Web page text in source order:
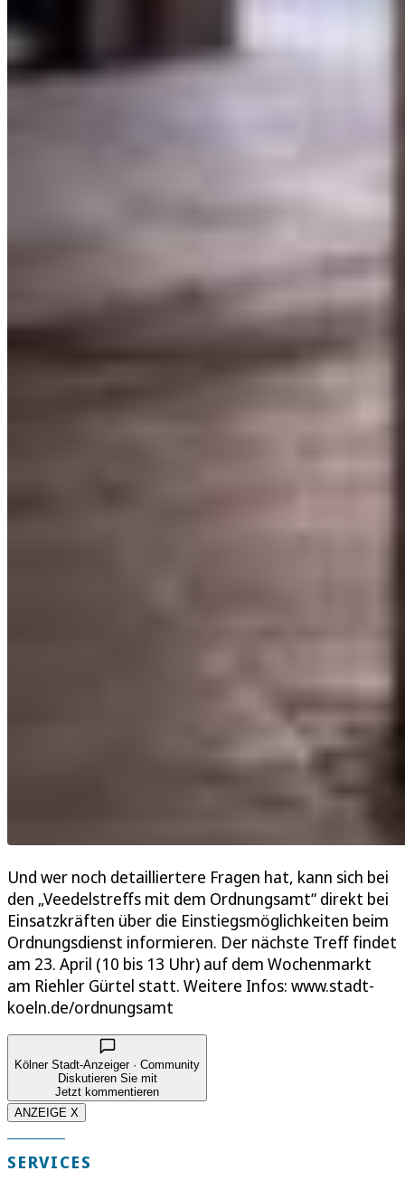
Und wer noch detailliertere Fragen hat, kann sich bei
den „Veedelstreffs mit dem Ordnungsamt“ direkt bei
Einsatzkräften über die Einstiegsmöglichkeiten beim
Ordnungsdienst informieren. Der nächste Treff findet
am 23. April (10 bis 13 Uhr) auf dem Wochenmarkt
am Riehler Gürtel statt. Weitere Infos: www.stadt-
koeln.de/ordnungsamt
Kölner Stadt-Anzeiger · Community
Diskutieren Sie mit
Jetzt kommentieren
ANZEIGE X
SERVICES